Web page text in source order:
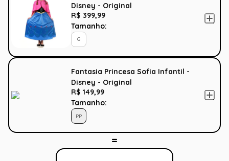
Disney - Original
R$ 399,99
Tamanho:
G
Fantasia Princesa Sofia Infantil -
Disney - Original
R$ 149,99
Tamanho:
PP